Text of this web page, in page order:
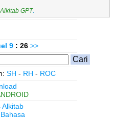
GPT.
9 : 26 >>
SH - RH - ROC
Alkitab